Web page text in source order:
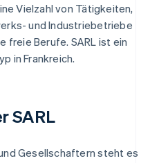
Vielzahl von Tätigkeiten,
und Industriebetriebe
freie Berufe. SARL ist ein
in Frankreich.
SARL
Gesellschaftern steht es